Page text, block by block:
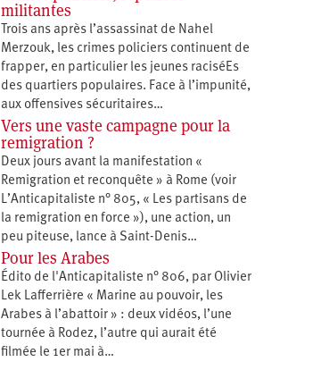
militantes
Trois ans après l’assassinat de Nahel
Merzouk, les crimes policiers continuent de
frapper, en particulier les jeunes raciséEs
des quartiers populaires. Face à l’impunité,
aux offensives sécuritaires…
Vers une vaste campagne pour la
remigration ?
Deux jours avant la manifestation «
Remigration et reconquête » à Rome (voir
L’Anticapitaliste n° 805, « Les partisans de
la remigration en force »), une action, un
peu piteuse, lance à Saint-Denis…
Pour les Arabes
Édito de l'Anticapitaliste n° 806, par Olivier
Lek Lafferrière « Marine au pouvoir, les
Arabes à l’abattoir » : deux vidéos, l’une
tournée à Rodez, l’autre qui aurait été
filmée le 1er mai à…